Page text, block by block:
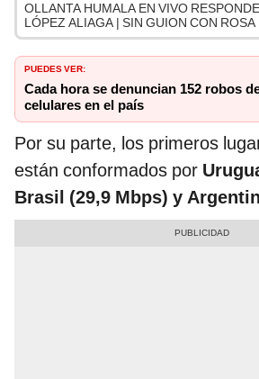
OLLANTA HUMALA EN VIVO
LÓPEZ ALIAGA | SIN GUION CON
PUEDES VER:
Cada hora se denuncian 152 robos
celulares en el país
Por su parte, los primeros
están conformados por
Brasil (29,9 Mbps) y